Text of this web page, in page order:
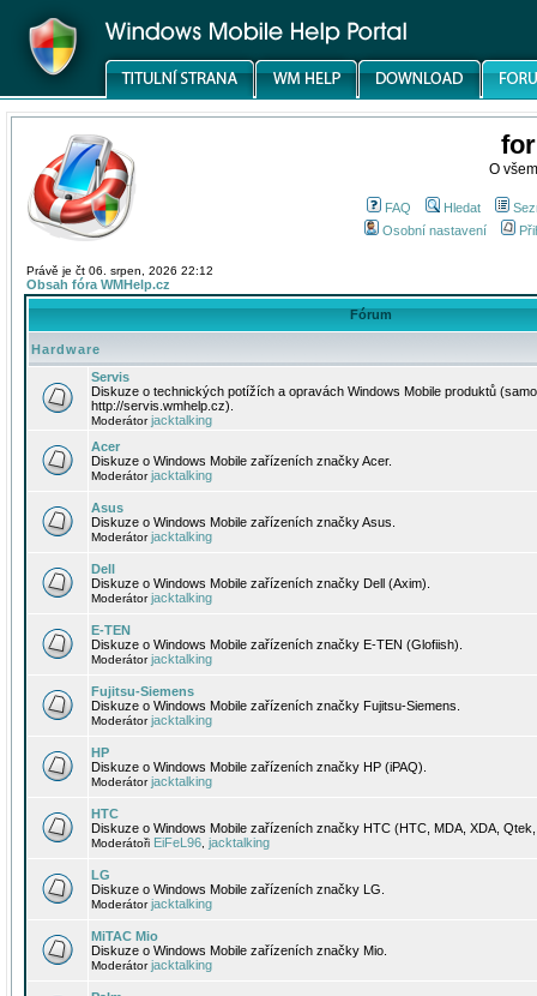
O
FAQ Hledat
Osobní nastavení
Právě je čt 06. srpen, 2026 22:12
Obsah fóra WMHelp.cz
Fórum
Hardware
Servis
Diskuze o technických potížích a opravách Windows Mobile produktů
http://servis.wmhelp.cz).
Moderátorjacktalking
Acer
Diskuze o Windows Mobile zařízeních značky Acer.
Moderátorjacktalking
Asus
Diskuze o Windows Mobile zařízeních značky Asus.
Moderátorjacktalking
Dell
Diskuze o Windows Mobile zařízeních značky Dell (Axim).
Moderátorjacktalking
E-TEN
Diskuze o Windows Mobile zařízeních značky E-TEN (Glofiish).
Moderátorjacktalking
Fujitsu-Siemens
Diskuze o Windows Mobile zařízeních značky Fujitsu-Siemens.
Moderátorjacktalking
HP
Diskuze o Windows Mobile zařízeních značky HP (iPAQ).
Moderátorjacktalking
HTC
Diskuze o Windows Mobile zařízeních značky HTC (HTC, MDA, XDA,
Moderátoři EiFeL96 jacktalking
LG
Diskuze o Windows Mobile zařízeních značky LG.
Moderátorjacktalking
MiTAC Mio
Diskuze o Windows Mobile zařízeních značky Mio.
Moderátorjacktalking